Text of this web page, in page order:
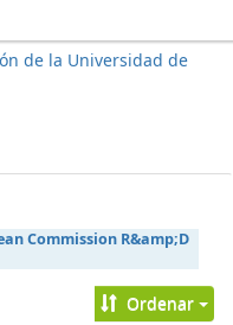
de la Universidad de
Commission R&amp;D
Ordenar